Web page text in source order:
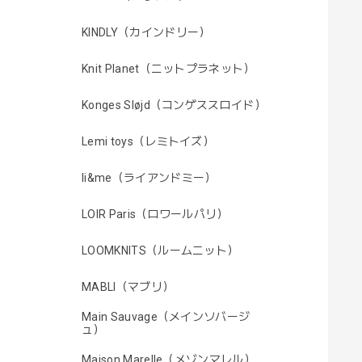
KINDLY（カインドリー）
Knit Planet（ニットプラネット）
Konges Sløjd（コンゲススロイド）
Lemi toys（レミトイズ）
li&me（ライアンドミー）
LOIR Paris（ロワールパリ）
LOOMKNITS（ルームニット）
MABLI（マブリ）
Main Sauvage（メインソバージ
ュ）